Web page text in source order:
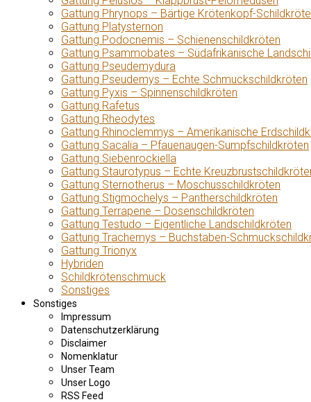
Gattung Phrynops – Bärtige Krötenkopf-
Gattung Platysternon
Gattung Podocnemis – Schienenschildkröten
Gattung Psammobates – Südafrikanische
Gattung Pseudemydura
Gattung Pseudemys – Echte Schmuckschildkröten
Gattung Pyxis – Spinnenschildkröten
Gattung Rafetus
Gattung Rheodytes
Gattung Rhinoclemmys – Amerikanische
Gattung Sacalia – Pfauenaugen-Sumpfschildkröten
Gattung Siebenrockiella
Gattung Staurotypus – Echte
Gattung Sternotherus – Moschusschildkröten
Gattung Stigmochelys – Pantherschildkröten
Gattung Terrapene – Dosenschildkröten
Gattung Testudo – Eigentliche Landschildkröten
Gattung Trachemys – Buchstaben-
Gattung Trionyx
Hybriden
Schildkrötenschmuck
Sonstiges
Sonstiges
Impressum
Datenschutzerklärung
Disclaimer
Nomenklatur
Unser Team
Unser Logo
RSS Feed